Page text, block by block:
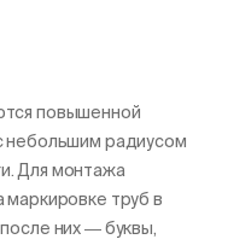
повышенной
небольшим радиусом
Для монтажа
маркировке труб в
них ― буквы,